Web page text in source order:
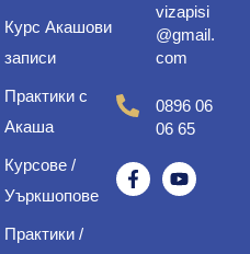
Курс Акашови
записи
Практики с
Акаша
Курсове /
Уъркшопове
Практики /
vizapisi
@gmail.
com
0896 06
06 65